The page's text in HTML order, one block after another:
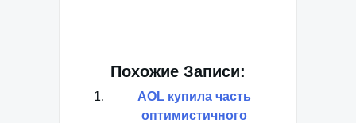
Похожие Записи:
AOL купила часть
оптимистичного